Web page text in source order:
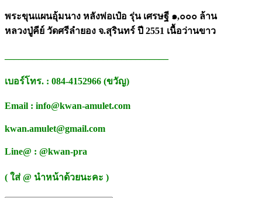
พระขุนแผนอุ้มนาง หลังพ่อเป๋อ รุ่น เศรษฐี ๑,๐๐๐ ล้าน
หลวงปู่คีย์ วัดศรีลำยอง จ.สุรินทร์ ปี 2551 เนื้อว่านขาว
เบอร์โทร. : 084-4152966 (ขวัญ)
Email : info@kwan-amulet.com
kwan.amulet@gmail.com
Line@ : @kwan-pra
( ใส่ @ นำหน้าด้วยนะคะ )